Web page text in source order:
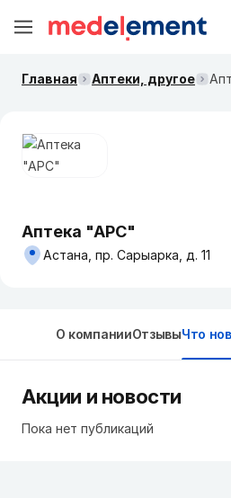
Главная Аптеки, другое
Аптека "АРС"
Астана, пр. Сарыарка, д. 11
О компанииОтзывыЧто
Акции и новости
Пока нет публикаций